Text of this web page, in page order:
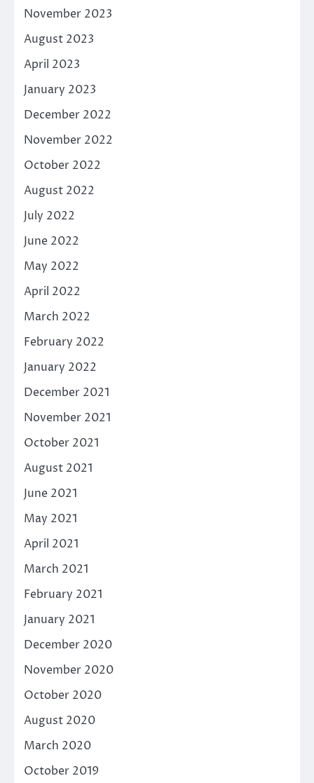
November 2023
August 2023
April 2023
January 2023
December 2022
November 2022
October 2022
August 2022
July 2022
June 2022
May 2022
April 2022
March 2022
February 2022
January 2022
December 2021
November 2021
October 2021
August 2021
June 2021
May 2021
April 2021
March 2021
February 2021
January 2021
December 2020
November 2020
October 2020
August 2020
March 2020
October 2019